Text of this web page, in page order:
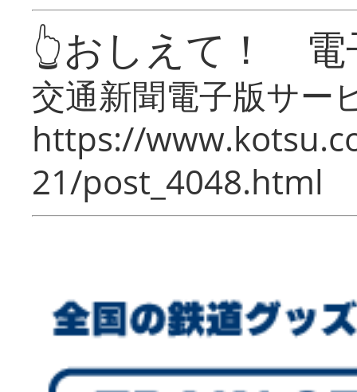
👆おしえて！ 電
交通新聞電子版サー
https://
21/post_4048.html